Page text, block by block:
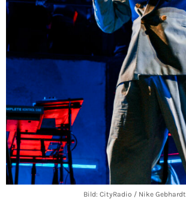
Bild: CityRadio / Nike Gebhardt